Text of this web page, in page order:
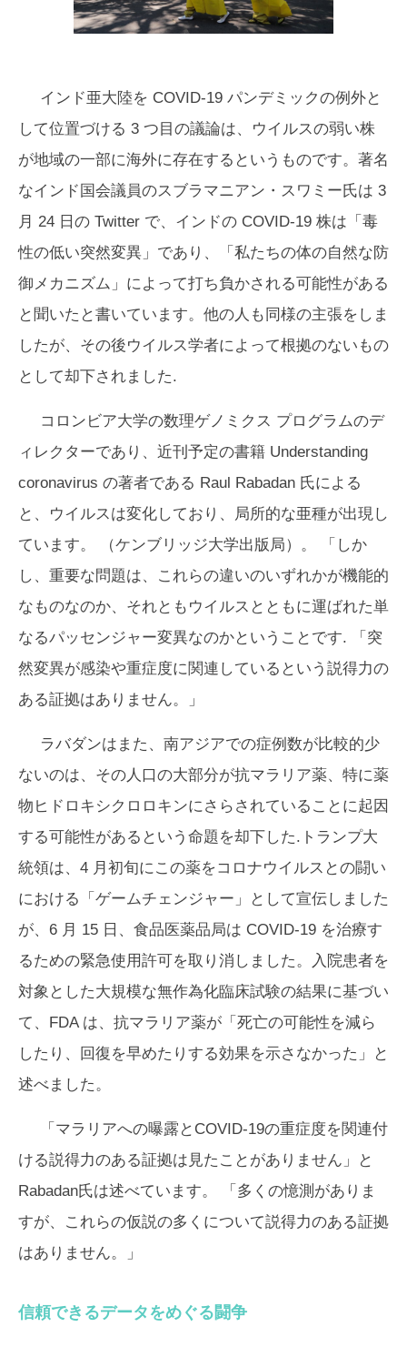
インド亜大陸を COVID-19 パンデミックの例外と
して位置づける 3 つ目の議論は、ウイルスの弱い株
が地域の一部に海外に存在するというものです。著名
なインド国会議員のスブラマニアン・スワミー氏は 3
月 24 日の Twitter で、インドの COVID-19 株は「毒
性の低い突然変異」であり、「私たちの体の自然な防
御メカニズム」によって打ち負かされる可能性がある
と聞いたと書いています。他の人も同様の主張をしま
したが、その後ウイルス学者によって根拠のないもの
として却下されました.
コロンビア大学の数理ゲノミクス プログラムのデ
ィレクターであり、近刊予定の書籍 Understanding
coronavirus の著者である Raul Rabadan 氏による
と、ウイルスは変化しており、局所的な亜種が出現し
ています。 （ケンブリッジ大学出版局）。 「しか
し、重要な問題は、これらの違いのいずれかが機能的
なものなのか、それともウイルスとともに運ばれた単
なるパッセンジャー変異なのかということです. 「突
然変異が感染や重症度に関連しているという説得力の
ある証拠はありません。」
ラバダンはまた、南アジアでの症例数が比較的少
ないのは、その人口の大部分が抗マラリア薬、特に薬
物ヒドロキシクロロキンにさらされていることに起因
する可能性があるという命題を却下した.トランプ大
統領は、4 月初旬にこの薬をコロナウイルスとの闘い
における「ゲームチェンジャー」として宣伝しました
が、6 月 15 日、食品医薬品局は COVID-19 を治療す
るための緊急使用許可を取り消しました。入院患者を
対象とした大規模な無作為化臨床試験の結果に基づい
て、FDA は、抗マラリア薬が「死亡の可能性を減ら
したり、回復を早めたりする効果を示さなかった」と
述べました。
「マラリアへの曝露とCOVID-19の重症度を関連付
ける説得力のある証拠は見たことがありません」と
Rabadan氏は述べています。 「多くの憶測がありま
すが、これらの仮説の多くについて説得力のある証拠
はありません。」
信頼できるデータをめぐる闘争